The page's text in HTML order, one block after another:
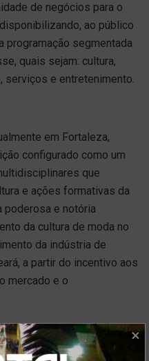
de negócios para o
ao público
programação segmentada
quais sejam: cultura,
serviços e entretenimento.
em Fortaleza,
configurado como um
que
e ações formativas da
poderosa e notória
da cultura de moda no
da indústria de
a partir do incentivo aos
mercado e o
19 que tem assolado o
o DFB Festival